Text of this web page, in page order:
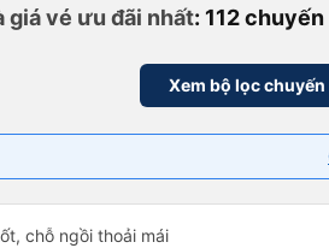
giá vé ưu đãi nhất: 112
Xem bộ lọc
chỗ ngồi thoải mái